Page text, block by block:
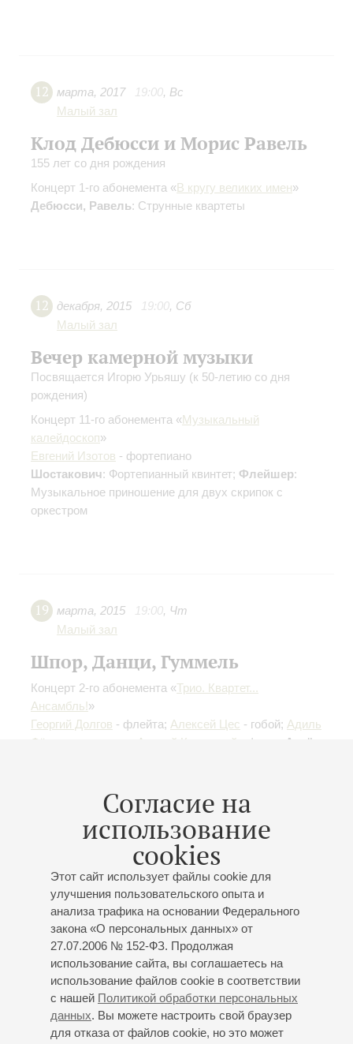
Согласие на
использование
cookies
Этот сайт использует файлы cookie для
улучшения пользовательского опыта и
анализа трафика на основании Федерального
закона «О персональных данных» от
27.07.2006 № 152-ФЗ. Продолжая
использование сайта, вы соглашаетесь на
использование файлов cookie в соответствии
с нашей Политикой обработки персональных
данных. Вы можете настроить свой браузер
для отказа от файлов cookie, но это может
12 марта, 2017 19:00, Вс
Малый зал
Клод Дебюсси и Морис Равель
155 лет со дня рождения
Концерт 1-го абонемента «В кругу великих имен»
Дебюсси, Равель: Струнные квартеты
12 декабря, 2015 19:00, Сб
Малый зал
Вечер камерной музыки
Посвящается Игорю Урьяшу (к 50-летию со дня
рождения)
Концерт 11-го абонемента «Музыкальный
калейдоскоп»
Евгений Изотов - фортепиано
Шостакович: Фортепианный квинтет; Флейшер:
Музыкальное приношение для двух скрипок с
оркестром
19 марта, 2015 19:00, Чт
Малый зал
Шпор, Данци, Гуммель
Концерт 2-го абонемента «Трио. Квартет...
Ансамбль!»
Георгий Долгов - флейта; Алексей Цес - гобой; Адиль
Фёдоров
Андрей Кунявский - фагот;
Артём
Николай Шамшуро - контрабас;
Николай Мажара- фортепиано
Вячеслав Дмитров - труба
: Большой нонет; Данци : Квинтет для
фортепиано и духовых; Гуммель: Септет № 2
января,2014 19:00,Ср
Малый зал
Струнный квартет